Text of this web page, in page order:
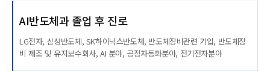
AI반도체과 졸업 후 진로
LG전자, 삼성반도체, SK하이닉스반도체, 반도체장비관련 기업, 반도체장
비 제조 및 유지보수회사, AI 분야, 공장자동화분야, 전기전자분야